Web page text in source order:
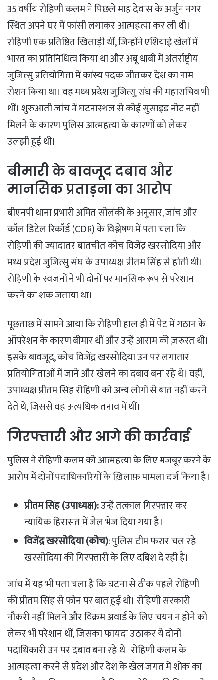
​35 वर्षीय रोहिणी कलम ने पिछले माह देवास के अर्जुन नगर
स्थित अपने घर में फांसी लगाकर आत्महत्या कर ली थी।
रोहिणी एक प्रतिष्ठित खिलाड़ी थीं, जिन्होंने एशियाई खेलों में
भारत का प्रतिनिधित्व किया था और अबू धाबी में अंतर्राष्ट्रीय
जुजित्सु प्रतियोगिता में कांस्य पदक जीतकर देश का नाम
रोशन किया था। वह मध्य प्रदेश जुजित्सु संघ की महासचिव भी
थीं। शुरुआती जांच में घटनास्थल से कोई सुसाइड नोट नहीं
मिलने के कारण पुलिस आत्महत्या के कारणों को लेकर
उलझी हुई थी।
​बीमारी के बावजूद दबाव और
मानसिक प्रताड़ना का आरोप
​बीएनपी थाना प्रभारी अमित सोलंकी के अनुसार, जांच और
कॉल डिटेल रिकॉर्ड (CDR) के विश्लेषण में पता चला कि
रोहिणी की ज्यादातर बातचीत कोच विजेंद्र खरसोदिया और
मध्य प्रदेश जुजित्सु संघ के उपाध्यक्ष प्रीतम सिंह से होती थी।
रोहिणी के स्वजनों ने भी दोनों पर मानसिक रूप से परेशान
करने का शक जताया था।
​पूछताछ में सामने आया कि रोहिणी हाल ही में पेट में गठान के
ऑपरेशन के कारण बीमार थीं और उन्हें आराम की ज़रूरत थी।
इसके बावजूद, कोच विजेंद्र खरसोदिया उन पर लगातार
प्रतियोगिताओं में जाने और खेलने का दबाव बना रहे थे। वहीं,
उपाध्यक्ष प्रीतम सिंह रोहिणी को अन्य लोगों से बात नहीं करने
देते थे, जिससे वह अत्यधिक तनाव में थीं।
​गिरफ्तारी और आगे की कार्रवाई
पुलिस ने रोहिणी कलम को आत्महत्या के लिए मजबूर करने के
आरोप में दोनों पदाधिकारियों के ख़िलाफ़ मामला दर्ज किया है।
प्रीतम सिंह (उपाध्यक्ष):उन्हें तत्काल गिरफ्तार कर
न्यायिक हिरासत में जेल भेज दिया गया है।
विजेंद्र खरसोदिया (कोच):पुलिस टीम फरार चल रहे
खरसोदिया की गिरफ्तारी के लिए दबिश दे रही है।
​जांच में यह भी पता चला है कि घटना से ठीक पहले रोहिणी
की प्रीतम सिंह से फोन पर बात हुई थी। रोहिणी सरकारी
नौकरी नहीं मिलने और विक्रम अवार्ड के लिए चयन न होने को
लेकर भी परेशान थीं, जिसका फायदा उठाकर ये दोनों
पदाधिकारी उन पर दबाव बना रहे थे। रोहिणी कलम के
आत्महत्या करने से प्रदेश और देश के खेल जगत में शोक का